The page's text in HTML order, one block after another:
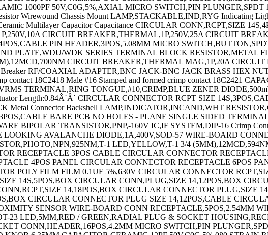
CIRCULAR CONN,RCPT,SIZE 20,17POS,BOX CIRCULAR CONNECTOR PLUG SIZE 14S,5POS,CABLE CIRCULAR CONNECTOR PLUG SIZE 14S,3POS,CABLE CIRCULAR CONNECTOR PLUG,SIZE 16,3POS,CABLE CIRCULAR CONN,RCPT,SIZE 12,10POS,BOX CIRCULAR CONN,RCPT,SIZE 12,3POS,BOX CIRCULAR CONN,PLUG,SIZE 16,8POS,BOX CIRCULAR CONN,RCPT,SIZE 16,8POS,BOX CIRCULAR CONN,RCPT,SIZE 18,32POS,BOX CIRCULAR CONNECTOR PLUG,SIZE 12,3POS,CABLE CIRCULAR CONNECTOR PLUG,SIZE 16,8POS,CABLE CIRCULAR CONNECTOR PLUG,SIZE 16,8POS,CABLE CIRCULAR CONN,RCPT,SIZE 10,6POS,BOX CIRCULAR CONN,RCPT,SIZE 16,26POS,BOX CIRCULAR CONN,RCPT,SIZE 16,26POS,BOX CIRCULAR CONN,RCPT,SIZE 18,32POS,BOX CIRCULAR CONN,RCPT,SIZE 20,41POS,BOX CIRCULAR CONNECTOR,PLUG,12-10P,CABLE CIRCULAR CONNECTOR PLUG,SIZE 12,3POS,CABLE CIRCULAR CONNECTOR PLUG SIZE 16,26POS,CABLE CIRC stor STRAIN RELIEF,14WAY CIRCUIT BREAKER,THERMAL,1P,250V,5A SPXO,10MHZ,SMD CRYSTAL,18.432MHZ,20PF,SMD CRYSTAL,12MHZ,16PF,SMD RF/COAXIAL ADAPTER,N JACK-7/16 DIN PLUG FUSE BLOCK,CLASS CC FUSE FUSE HOLDER Switch Knob Alphanumeric LED Display Panel FERRITE BEAD,0.2OHM,300mA,0805 FERRITE CORE,CYLINDRICAL Thick Film Resistor Series:MP900 RESISTOR,CURRENT SENSE,5KOHM,25W,1% LOOP POWERED METER SAFETY RELAY,2NO,24VDC,6A QUICK DISCONNECT CABLE,M12,4POS,R/A PHOTOELECTRIC SENSOR PHOTOELECTRIC SENSOR SCREENCLENS Photoelectric Sensor KIT DE NETTOYAGE PHOTOELECTRIC SENSOR POWER RELAY,SPDT,12VDC,10A,PC BOARD CHIFFONS DE NETTOYAGE SWITCH,SAFETY INTERLOCK,2NC/1NO,10A SENSOR MOUNTING BRACKET PHOTOELECTRIC SENSOR PHOTOELECTRIC SENSOR PHOTOELECTRIC SENSOR PHOTOELECTRIC SENSOR PHOTOELECTRIC SENSOR PHOTOELECTRIC SENSOR PHOTOELECTRIC SENSOR PHOTOELECTRIC SENSOR PHOTOELECTRIC SENSOR PHOTOELECTRIC SENSOR PHOTOELECTRIC SENSOR PHOTOELECTRIC SENSOR PHOTOELECTRIC SENSOR PHOTOELECTRIC SENSOR PHOTOELECTRIC SENSOR PHOTOELECTRIC SENSOR PHOTOELECTRIC SENSOR PHOTOELECTRIC SENSOR CAPACITANCE:18000PF CAPACITOR PP FILM 0.047UF,400V,5%,RADIAL CAPACITOR CERAMIC 1500PF,50V,X7R,10%,0402 CAPACITOR CERAMIC 47PF 50V,C0G,5%,0402 CAPACITOR CERAMIC,680PF,50V,X7R,10%,0402 CIRCUIT BREAKER,HYD-MAG,1P,125V,10A CIRCUIT BREAKER,HYD-MAG,1P,250V,2A CIRCUIT BREAKER,HYD-MAG,1P,250V,10A SHLD MULTIPR CABLE 10PR 100FT 300V CHR TRIMMER,POTENTIOMETER,5KOHM 12TURN THRU HOLE TRIMMER,POT 10KOHM 22TURN Panel Cermet Potentiometer Resistance Toleranc CIRCUIT BREAKER,HYD-MAG,1P,240V,20A CIRCUIT BREAKER,HYD-MAG,1P,240V,5A UNSHLD SOOW CORD 2COND 12AWG 250FT 600V TRIMMER,POTENTIOMETER,5KOHM 25TURN THRU HOLE TRIMMER,POTENTIOMETER,100KOHM 12TURN THRU HOLE TRIMMER,POTENTIOMETER,100 OHM 12TURN THRU HOLE TRIMMER,POTENTIOMETER,500 OHM 12TURN THRU HOLE POT,COND PLASTIC,5MOHM,20%,2W PLUG DUST CAP Proximity Sensor Proximity Sensor Input LIMIT SWITCH CONNECTEUR BORD DE CARTE 20 VOIES CONNECTEUR DIP 20V CONNECTEUR DIP 34V CONNECTEUR DIP 64V HE10 FEMELLE 14V ST FIBER OPTIC CONNECTOR 62.5/125?M MULTIMODE MODULAR BATTERY CONTACT,2 WAY,3A Lamps,Indicator Leaded Process Compatib TERMINAL,RING TONGUE,1/2IN,CRIMP TERMINAL,RING TONGUE,#10,CRIMP FERRITE CORE,CYLINDRICAL,220 OHM/100MHZ,300MHZ CONDENSATEUR SERIES:101 Hook-Up Wire Number of Conductors:1 ENCLOSURES,ACCESSORIES ENCLOSURE,JUNCTION BOX,STEEL,GRAY HOLE SEAL,STEEL,22MM HOLE SEAL,STAINLESS STEEL,27MM ENCLOSURE,WALL MOUNT,STEEL,GRAY EMBASE SIL 18V STAINLESS STEEL MOUNTING BRACKET KIT EMBASE SIL 8V EMBASE SIL 14V Wirewound Resistor Thick Film Resistor Series:HD Thick Film Resistor Series:HD Wirewound Resistor Series:PV Wirewound Resistor Wirewound Resistor Series:200 CAT5E RJ45 MODULAR JACK,8POS,1 PORT EMBASE MALE SUB-D COUDEE PLAST. 9 V EMBASE FEM. SUB-D COUDEE PLAST. 9 V EMBASE FEM. SUB-D COUDEE PLAST. 25 V DIODE MODULE,600V,70A,D-55 IC,PRECISION COMP,DUAL,1.3 uS,SOIC-8 LAMP,INCANDESCENT,BI PIN,12V TERMINAL,WIDE ROLL EYELET,0.07IN,THD TERMINAL,RING TONGUE,#8,CRIMP NATURAL LAMP,STACKABLE,INDICATOR,RED Indicating Light - 1 Light - D - 24V AC/ Indicating Light - 2 Lights - P - 24V AC LAMP STACKABLE IND RED/YEL/GRN/BLUE LAMP,STACKABLE,IND,RYG Super Slim Indicating Light - 3 Lights - Super Slim Indicating Light - 3 Lights - TERMINAL,MALE DISCONNECT,0.187IN,RED HOOK & LOOP FASTENER,203.2MM PERFORATED WIRE-BOARD CONNECTOR HEADER 8POS,2.54MM Ceramic Multilayer Capacitor HEAT SINK FEMALE SCREW LOCK KIT,#4-40 Switch Knob CIRCUIT BREAKER,THERMAL,1P,125V,10A CIRCUIT BREAKER,THERMAL,1P,125V,20A CIRCUIT BREAKER,THERMAL,1P,125V,5A CIRCUIT BREAKER,THERMAL,1P,250V,15A MICRO SWITCH PIN PLUNGER SPDT 100mA 250V POWER RELAY,6PDT,115VAC,3A,PLUG IN CIRCUIT BREAKER,THERMAL,2P,250V,20A POWER RELAY,SPDT,24VDC,30A,FLANGE CAPACITOR TANT,1UF,20V,AXIAL 10% HF INDUCTOR,470NH 150MA 10% 160MHZ N CH MOSFET,500V,12A,TO-204AA IC,SINGLE INVERTER,SOT-353-5 Pin Header Number of Contacts:10 PIN HEADER,6POS,3.5MM Standard